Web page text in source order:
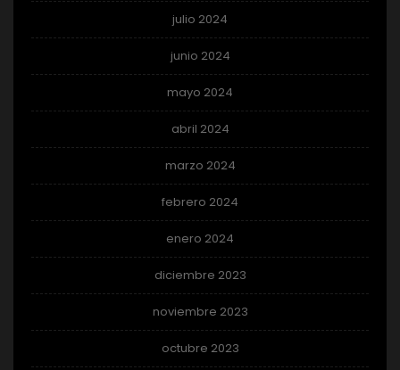
julio 2024
junio 2024
mayo 2024
abril 2024
marzo 2024
febrero 2024
enero 2024
diciembre 2023
noviembre 2023
octubre 2023